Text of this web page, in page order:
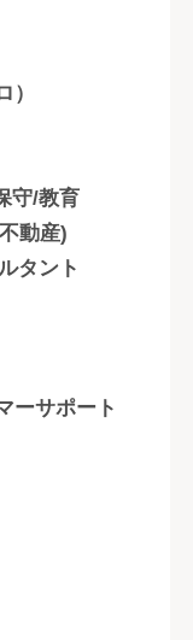
）
守/教育
動産)
タント
ーサポート